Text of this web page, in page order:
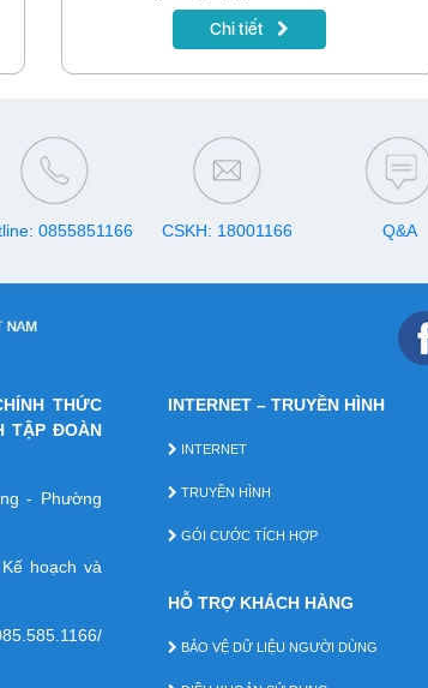
tìm được chủ nhân của 10 giải thưởng.
Chi tiết
0855851166 CSKH: 18001166 Q&A
THỨC
TẬP ĐOÀN
- Phường
hoạch và
INTERNET – TRUYỀN HÌNH
INTERNET
TRUYỀN HÌNH
GÓI CƯỚC TÍCH HỢP
HỖ TRỢ KHÁCH HÀNG
BẢO VỆ DỮ LIỆU NGƯỜI DÙNG